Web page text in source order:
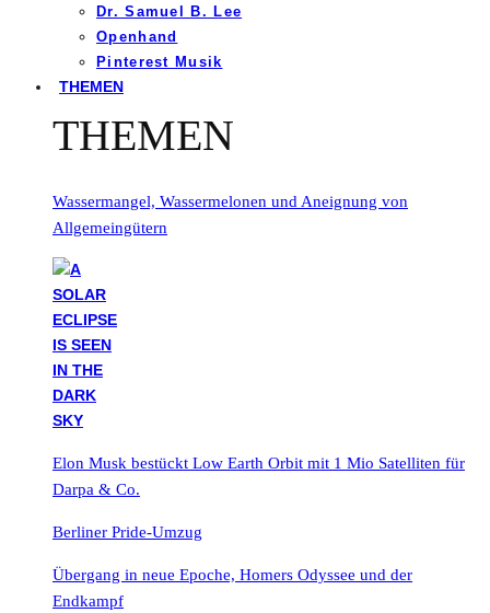
Dr. Samuel B. Lee
Openhand
Pinterest Musik
THEMEN
THEMEN
Wassermangel, Wassermelonen und Aneignung von
Allgemeingütern
Elon Musk bestückt Low Earth Orbit mit 1 Mio Satelliten für
Darpa & Co.
Berliner Pride-Umzug
Übergang in neue Epoche, Homers Odyssee und der
Endkampf